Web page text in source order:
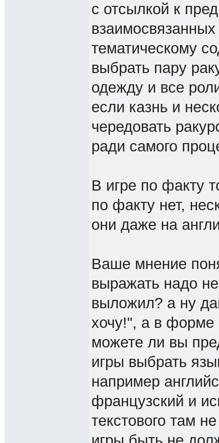
с отсылкой к
тематическому
выбрать пару
одежду и все
если казнь и
чередовать
ради самого
В игре по факту
по факту нет,
они даже на
Ваше мнение
выражать надо
выложил? а ну
хочу!", а в форме
можете ли вы
игры выбрать
например
французский и
текстового там